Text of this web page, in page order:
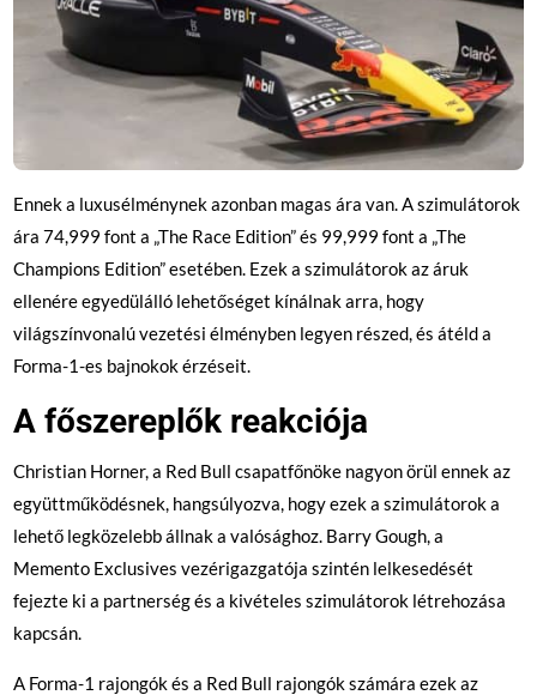
Ennek a luxusélménynek azonban magas ára van. A szimulátorok
ára 74,999 font a „The Race Edition” és 99,999 font a „The
Champions Edition” esetében. Ezek a szimulátorok az áruk
ellenére egyedülálló lehetőséget kínálnak arra, hogy
világszínvonalú vezetési élményben legyen részed, és átéld a
Forma-1-es bajnokok érzéseit.
A főszereplők reakciója
Christian Horner, a Red Bull csapatfőnöke nagyon örül ennek az
együttműködésnek, hangsúlyozva, hogy ezek a szimulátorok a
lehető legközelebb állnak a valósághoz. Barry Gough, a
Memento Exclusives vezérigazgatója szintén lelkesedését
fejezte ki a partnerség és a kivételes szimulátorok létrehozása
kapcsán.
A Forma-1 rajongók és a Red Bull rajongók számára ezek az